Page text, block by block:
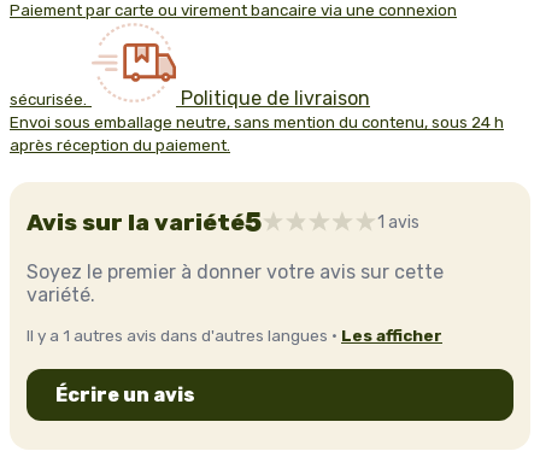
Paiement par carte ou virement bancaire via une connexion
sécurisée. Politique de livraison
Envoi sous emballage neutre, sans mention du contenu, sous 24 h
après réception du paiement.
Avis sur la variété5 1 avis
Soyez le premier à donner votre avis sur cette
variété.
Il y a 1 autres avis dans d'autres langues · Les afficher
Écrire un avis